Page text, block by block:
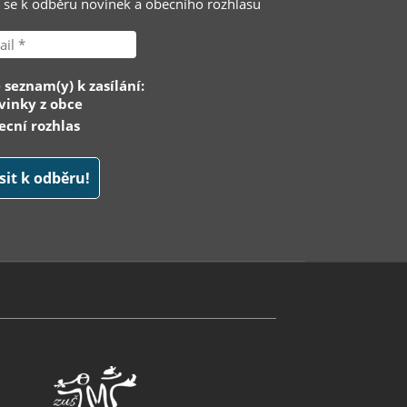
k zasílání:
z obce
rozhlas